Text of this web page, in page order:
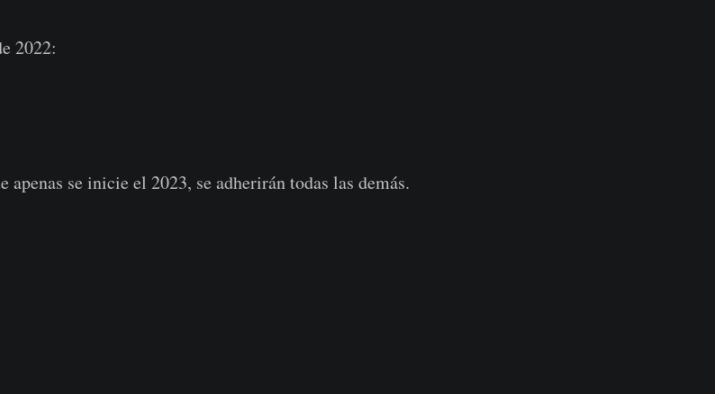
2022:
apenas se inicie el 2023, se adherirán todas las demás.